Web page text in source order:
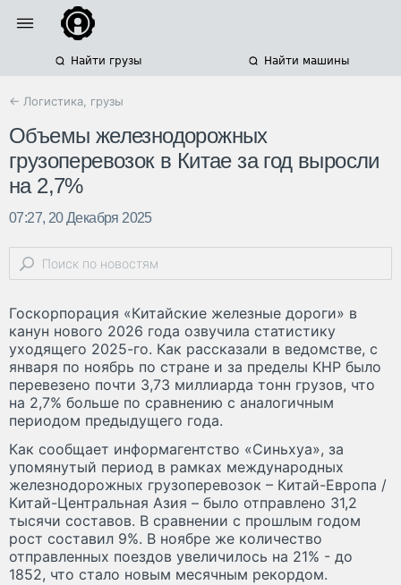
Найти грузы Найти машины
← Логистика, грузы
Объемы железнодорожных
грузоперевозок в Китае за год выросли
на 2,7%
07:27, 20 Декабря 2025
Госкорпорация «Китайские железные дороги» в
канун нового 2026 года озвучила статистику
уходящего 2025-го. Как рассказали в ведомстве, с
января по ноябрь по стране и за пределы КНР было
перевезено почти 3,73 миллиарда тонн грузов, что
на 2,7% больше по сравнению с аналогичным
периодом предыдущего года.
Как сообщает информагентство «Синьхуа», за
упомянутый период в рамках международных
железнодорожных грузоперевозок – Китай-Европа /
Китай-Центральная Азия – было отправлено 31,2
тысячи составов. В сравнении с прошлым годом
рост составил 9%. В ноябре же количество
отправленных поездов увеличилось на 21% - до
1852, что стало новым месячным рекордом.